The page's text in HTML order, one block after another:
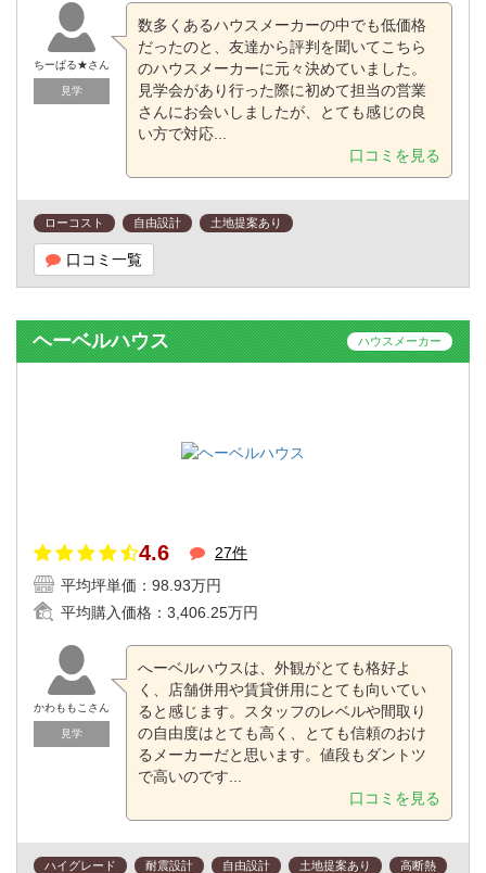
ちーぱる★さん
見学
数多くあるハウスメーカーの中でも低価格
だったのと、友達から評判を聞いてこちら
のハウスメーカーに元々決めていました。
見学会があり行った際に初めて担当の営業
さんにお会いしましたが、とても感じの良
い方で対応...
口コミを見る
ローコスト 自由設計 土地提案あり
口コミ一覧
ヘーベルハウス ハウスメーカー
4.6
27件
平均坪単価： 98.93万円
平均購入価格： 3,406.25万円
かわももこさん
見学
へーベルハウスは、外観がとても格好よ
く、店舗併用や賃貸併用にとても向いてい
ると感じます。スタッフのレベルや間取り
の自由度はとても高く、とても信頼のおけ
るメーカーだと思います。値段もダントツ
で高いのです...
口コミを見る
ハイグレード 耐震設計 自由設計 土地提案あり
高断熱